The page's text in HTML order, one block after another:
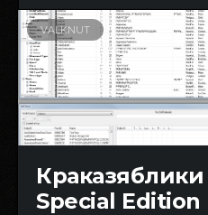
VALKNUT
Special Edition